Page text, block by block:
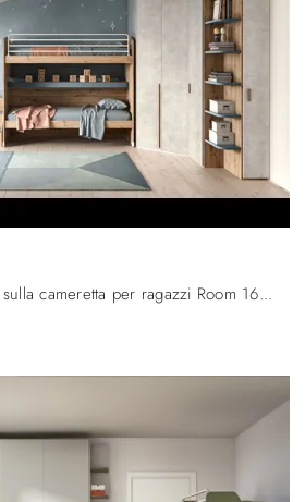
Clicca e scopri di più sulla cameretta per ragazzi Room 160! Le Camerette con letti a castello Zg Mobili ti aspettano.